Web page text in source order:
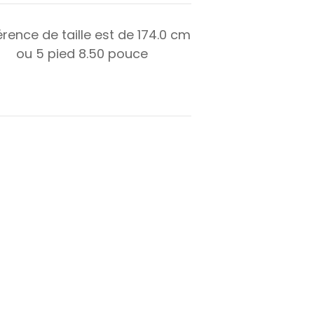
de taille est de174.0 cm
ou 5 pied 8.50 pouce